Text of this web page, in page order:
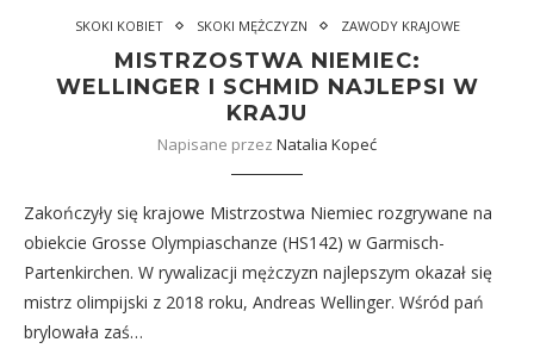
SKOKI KOBIET SKOKI MĘŻCZYZN ZAWODY KRAJOWE
MISTRZOSTWA NIEMIEC:
WELLINGER I SCHMID NAJLEPSI W
KRAJU
Napisane przez Natalia Kopeć
Zakończyły się krajowe Mistrzostwa Niemiec rozgrywane na
obiekcie Grosse Olympiaschanze (HS142) w Garmisch-
Partenkirchen. W rywalizacji mężczyzn najlepszym okazał się
mistrz olimpijski z 2018 roku, Andreas Wellinger. Wśród pań
brylowała zaś…